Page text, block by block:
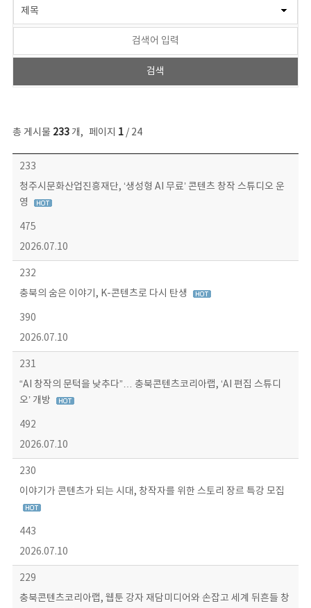
총 게시물 233개, 페이지 1/ 24
보도자료 목록 - 번호, 제목, 작성자, 파일, 조회수, 작성일 정보 제공
233
청주시문화산업진흥재단, ‘생성형 AI 무료’ 콘텐츠 창작 스튜디오 운
영
475
2026.07.10
232
충북의 숨은 이야기, K-콘텐츠로 다시 탄생
390
2026.07.10
231
“AI 창작의 문턱을 낮추다”… 충북콘텐츠코리아랩, ‘AI 편집 스튜디
오’ 개방
492
2026.07.10
230
이야기가 콘텐츠가 되는 시대, 창작자를 위한 스토리 장르 특강 모집
443
2026.07.10
229
충북콘텐츠코리아랩, 웹툰 강자 재담미디어와 손잡고 세계 뒤흔들 창